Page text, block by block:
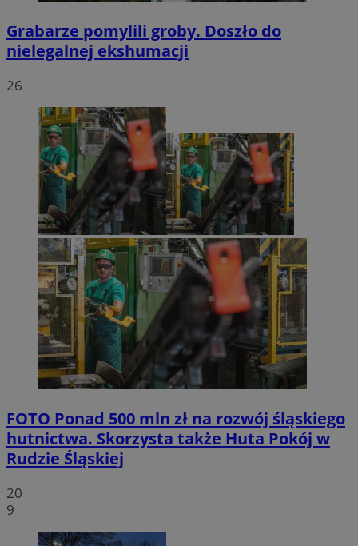
Grabarze pomylili groby. Doszło do
nielegalnej ekshumacji
26
FOTO Ponad 500 mln zł na rozwój śląskiego
hutnictwa. Skorzysta także Huta Pokój w
Rudzie Śląskiej
20
9